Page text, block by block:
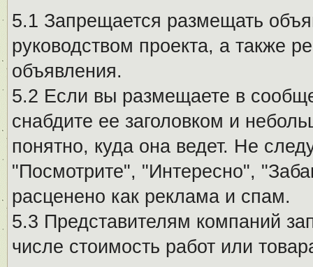
5.1 Запрещается размещать
руководством проекта, а также
объявления.
5.2 Если вы размещаете в
снабдите ее заголовком и
понятно, куда она ведет. Не
"Посмотрите", "Интересно",
расценено как реклама и спам.
5.3 Представителям компаний
числе стоимость работ или